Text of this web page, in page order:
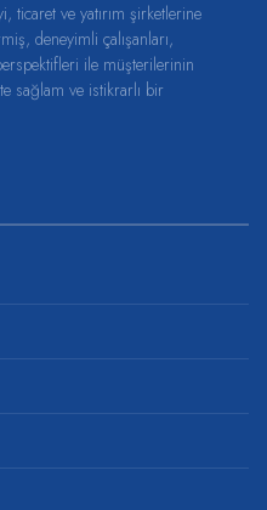
ticaret ve yatırım şirketlerine
deneyimli çalışanları,
ile müşterilerinin
sağlam ve istikrarlı bir